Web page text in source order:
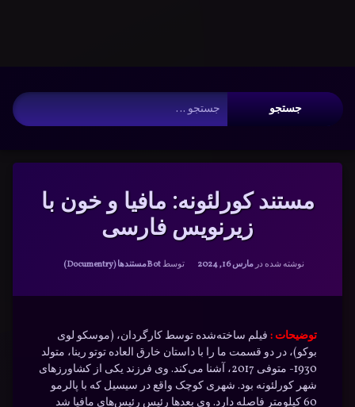
محتوا
آرشیو
جستجو برای:
مستند کورلئونه: مافیا و خون با
زیرنویس فارسی
نوشته شده درمارس 16, 2024 توسطBotدسته بندی ها:
مستندها (Documentry)
توضیحات : فیلم ساخته‌شده توسط کارگردان، (موسکو لوی
بوکو)، در دو قسمت ما را با داستان خارق العاده توتو رینا، متولد
1930- متوفی 2017، آشنا می‌کند. وی فرزند یکی از کشاورزهای
شهر کورلئونه بود. شهری کوچک واقع در سیسیل که با پالرمو
60 کیلومتر فاصله دارد. وی بعدها رئیس رئیس‌های مافیا شد